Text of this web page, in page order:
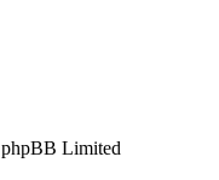
Limited